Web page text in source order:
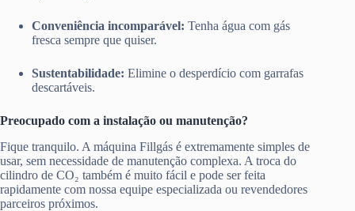
Conveniência incomparável: Tenha água com gás
fresca sempre que quiser.
Sustentabilidade: Elimine o desperdício com garrafas
descartáveis.
Preocupado com a instalação ou manutenção?
Fique tranquilo. A máquina Fillgás é extremamente simples de
usar, sem necessidade de manutenção complexa. A troca do
cilindro de CO₂ também é muito fácil e pode ser feita
rapidamente com nossa equipe especializada ou revendedores
parceiros próximos.